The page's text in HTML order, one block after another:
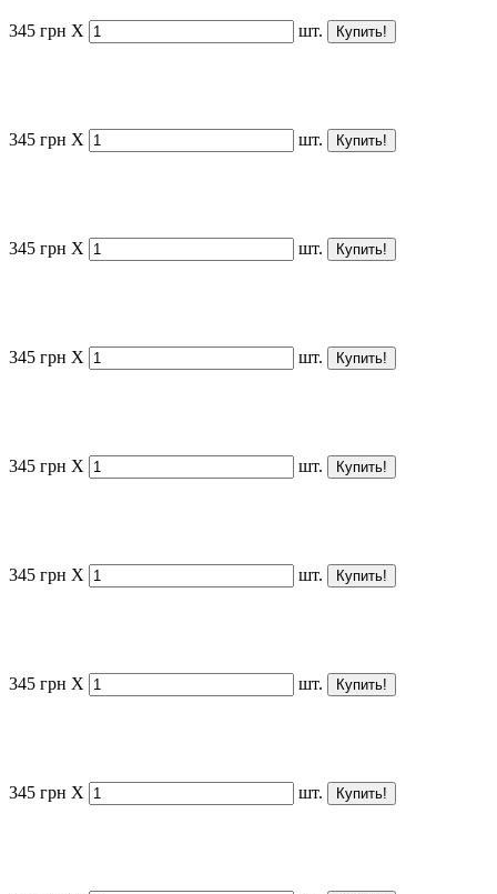
345 грн X шт.
345 грн X шт.
345 грн X шт.
345 грн X шт.
345 грн X шт.
345 грн X шт.
345 грн X шт.
345 грн X шт.